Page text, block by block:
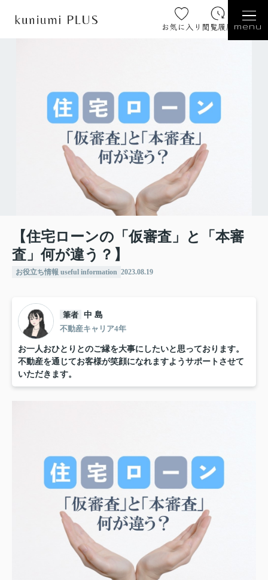
お気に入り 閲覧履歴 menu
【住宅ローンの「仮審査」と「本審
査」何が違う？】
お役立ち情報 useful information 2023.08.19
筆者 中 島
不動産キャリア4年
お一人おひとりとのご縁を大事にしたいと思っております。
不動産を通じてお客様が笑顔になれますようサポートさせて
いただきます。